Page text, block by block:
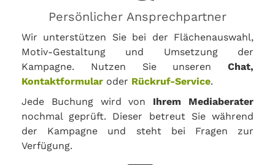
Persönlicher Ansprechpartner
Wir unterstützen Sie bei der Flächenauswahl,
Motiv-Gestaltung und Umsetzung der
Kampagne. Nutzen Sie unseren Chat,
Kontaktformular oder Rückruf-Service.
Jede Buchung wird von Ihrem Mediaberater
nochmal geprüft. Dieser betreut Sie während
der Kampagne und steht bei Fragen zur
Verfügung.